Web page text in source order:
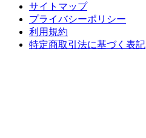
サイトマップ
プライバシーポリシー
利用規約
特定商取引法に基づく表記